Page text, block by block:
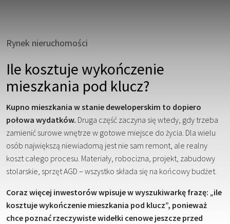
Rynek nieruchomości
Ile kosztuje wykończenie
mieszkania pod klucz?
Kupno mieszkania w stanie deweloperskim to dopiero
połowa wydatków. Druga część zaczyna się wtedy, gdy trzeba
zamienić surowe wnętrze w gotowe miejsce do życia. Dla wielu
osób największą niewiadomą jest nie sam remont, ale realny
koszt całego procesu. Materiały, robocizna, projekt, zabudowy
stolarskie, sprzęt AGD – wszystko składa się na końcowy budżet.
Coraz więcej inwestorów wpisuje w wyszukiwarkę frazę: „ile
kosztuje wykończenie mieszkania pod klucz”, ponieważ
chce poznać rzeczywiste widełki cenowe jeszcze przed